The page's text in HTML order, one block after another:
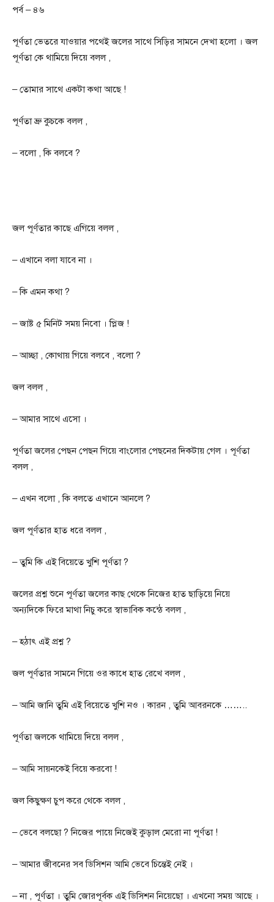
প‍র্ব – ৪৬
পূর্ণতা ভেতরে যাওয়ার পথেই জলের সাথে সিড়ির সামনে দেখা হলো । জল
পূর্ণতা কে থামিয়ে দিয়ে বলল ,
– তোমার সাথে একটা কথা আছে !
পূর্ণতা ভ্রু কুচকে বলল ,
– বলো , কি বলবে ?
জল পূর্ণতার কাছে এগিয়ে বলল ,
– এখানে বলা যাবে না ।
– কি এমন কথা ?
– জাষ্ট ৫ মিনিট সময় নিবো । প্লিজ !
– আচ্ছা , কোথায় গিয়ে বলবে , বলো ?
জল বলল ,
– আমার সাথে এসো ।
পূর্ণতা জলের পেছন পেছন গিয়ে বাংলোর পেছনের দিকটায় গেল । পূর্ণতা
বলল ,
– এখন বলো , কি বলতে এখানে আনলে ?
জল পূর্ণতার হাত ধরে বলল ,
– তুমি কি এই বিয়েতে খুশি পূর্ণতা ?
জলের প্রশ্ন শুনে পূর্ণতা জলের কাছ থেকে নিজের হাত ছাড়িয়ে নিয়ে
অন্যদিকে ফিরে মাথা নিচু করে স্বাভাবিক কন্ঠে বলল ,
– হঠাৎ এই প্রশ্ন ?
জল পূর্ণতার সামনে গিয়ে ওর কাধে হাত রেখে বলল ,
– আমি জানি তুমি এই বিয়েতে খুশি ন‌ও । কারন , তুমি আবরনকে ……..
পূর্ণতা জলকে থামিয়ে দিয়ে বলল ,
– আমি সায়নকেই বিয়ে করবো !
জল কিছুক্ষণ চুপ করে থেকে বলল ,
– ভেবে বলছো ? নিজের পায়ে নিজেই কুড়াল মেরো না পূর্ণতা !
– আমার জীবনের সব ডিসিশন আমি ভেবে চিন্তেই নেই ।
– না , পূর্ণতা । তুমি জোরপূর্বক এই ডিসিশন নিয়েছো । এখনো সময় আছে ।